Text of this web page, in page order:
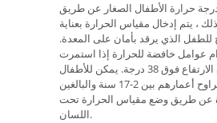
حرارة الأطفال الصغار عن طريق
، يتم إدخال مقياس الحرارة بعناية
الذي يرقد بأمان على المعدة.
عوامل خافضة للحرارة إذا استمرت
درجة الحرارة في الارتفاع فوق 38 درجة. يمكن للأطفال
المرضى الذين تتراوح أعمارهم بين 2-17 سنة والبالغين
عن طريق وضع مقياس الحرارة تحت
اللسان.